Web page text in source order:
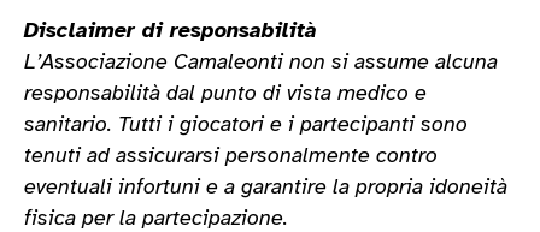
Disclaimer di responsabilità
L’Associazione Camaleonti non si assume alcuna
responsabilità dal punto di vista medico e
sanitario. Tutti i giocatori e i partecipanti sono
tenuti ad assicurarsi personalmente contro
eventuali infortuni e a garantire la propria idoneità
fisica per la partecipazione.